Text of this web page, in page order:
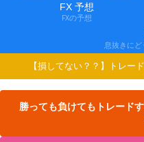
FX 予想
FXの予想
息抜きにど
【損してない？？】トレー
勝っても負けてもトレード